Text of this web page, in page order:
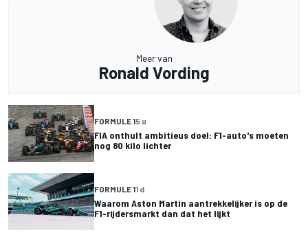
Meer van
Ronald Vording
FORMULE 15 u
FIA onthult ambitieus doel: F1-auto's moeten
nog 80 kilo lichter
FORMULE 11 d
Waarom Aston Martin aantrekkelijker is op de
F1-rijdersmarkt dan dat het lijkt